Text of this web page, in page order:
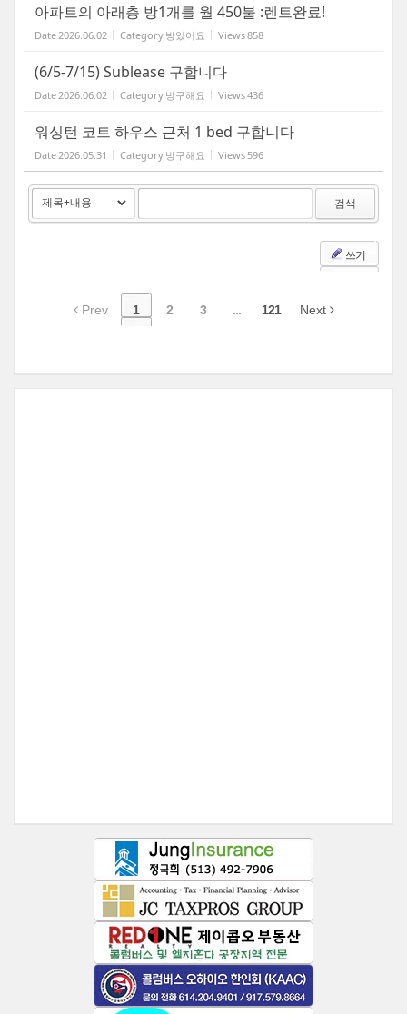
아파트의 아래층 방1개를 월 450불 :렌트완료!
Date 2026.06.02 Category 방있어요 Views858
(6/5-7/15) Sublease 구합니다
Date 2026.06.02 Category 방구해요 Views436
워싱턴 코트 하우스 근처 1 bed 구합니다
Date 2026.05.31 Category 방구해요 Views 596
검색
쓰기
Prev 1 2 3 ... 121 Next